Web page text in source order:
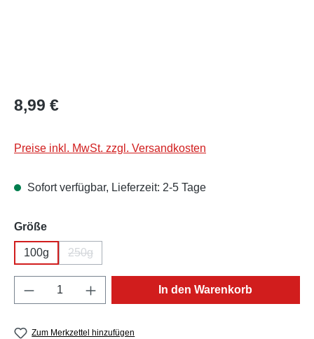
Regulärer Preis:
8,99 €
Preise inkl. MwSt. zzgl. Versandkosten
Sofort verfügbar, Lieferzeit: 2-5 Tage
Größeauswählen
100g 250g
(Diese Option ist zurzeit nicht verfügbar.)
Produkt Anzahl: Gib den gewünschten
In den Warenkorb
Zum Merkzettel hinzufügen